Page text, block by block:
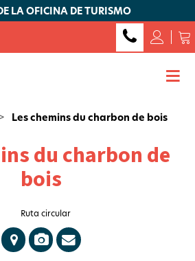
LA OFICINA DE TURISMO
Les chemins du charbon de bois
du charbon de
bois
Ruta circular